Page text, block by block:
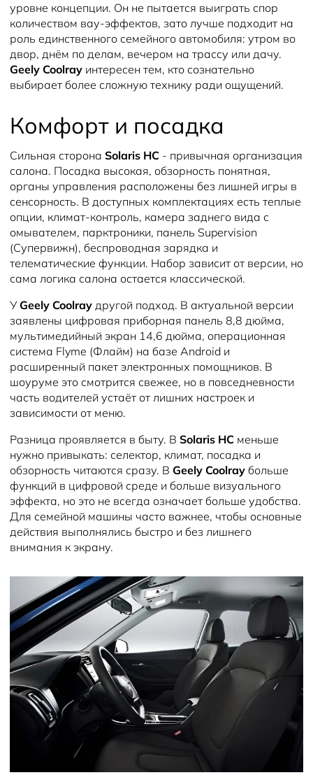
уровне концепции. Он не пытается выиграть спор
количеством вау-эффектов, зато лучше подходит на
роль единственного семейного автомобиля: утром во
двор, днём по делам, вечером на трассу или дачу.
Geely Coolray интересен тем, кто сознательно
выбирает более сложную технику ради ощущений.
Комфорт и посадка
Сильная сторона Solaris HC - привычная организация
салона. Посадка высокая, обзорность понятная,
органы управления расположены без лишней игры в
сенсорность. В доступных комплектациях есть теплые
опции, климат-контроль, камера заднего вида с
омывателем, парктроники, панель Supervision
(Супервижн), беспроводная зарядка и
телематические функции. Набор зависит от версии, но
сама логика салона остается классической.
УGeely Coolray другой подход. В актуальной версии
заявлены цифровая приборная панель 8,8 дюйма,
мультимедийный экран 14,6 дюйма, операционная
система Flyme (Флайм) на базе Android и
расширенный пакет электронных помощников. В
шоуруме это смотрится свежее, но в повседневности
часть водителей устаёт от лишних настроек и
зависимости от меню.
Разница проявляется в быту. В Solaris HC меньше
нужно привыкать: селектор, климат, посадка и
обзорность читаются сразу. В Geely Coolray больше
функций в цифровой среде и больше визуального
эффекта, но это не всегда означает больше удобства.
Для семейной машины часто важнее, чтобы основные
действия выполнялись быстро и без лишнего
внимания к экрану.